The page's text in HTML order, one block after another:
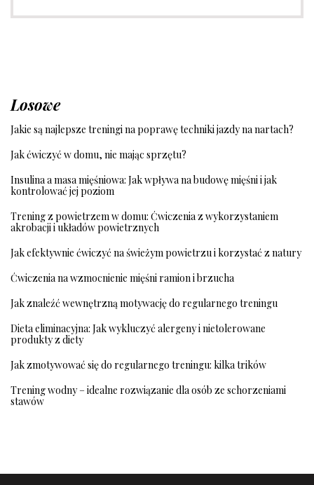
Losowe
Jakie są najlepsze treningi na poprawę techniki jazdy na nartach?
Jak ćwiczyć w domu, nie mając sprzętu?
Insulina a masa mięśniowa: Jak wpływa na budowę mięśni i jak
kontrolować jej poziom
Trening z powietrzem w domu: Ćwiczenia z wykorzystaniem
akrobacji i układów powietrznych
Jak efektywnie ćwiczyć na świeżym powietrzu i korzystać z natury
Ćwiczenia na wzmocnienie mięśni ramion i brzucha
Jak znaleźć wewnętrzną motywację do regularnego treningu
Dieta eliminacyjna: Jak wykluczyć alergeny i nietolerowane
produkty z diety
Jak zmotywować się do regularnego treningu: kilka trików
Trening wodny – idealne rozwiązanie dla osób ze schorzeniami
stawów